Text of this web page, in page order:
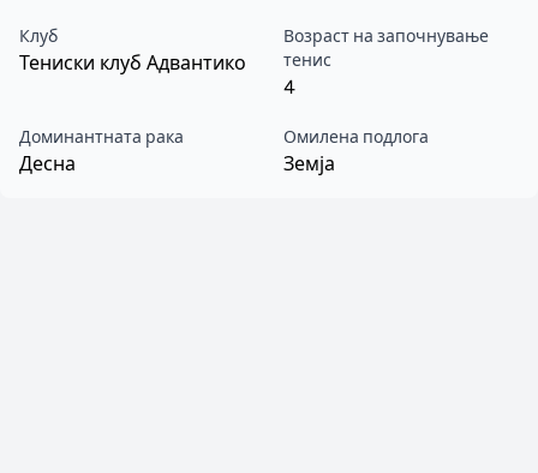
Клуб
Тениски клуб Адвантико
Возраст на започнување
тенис
4
Доминантната рака
Десна
Омилена подлога
Земја